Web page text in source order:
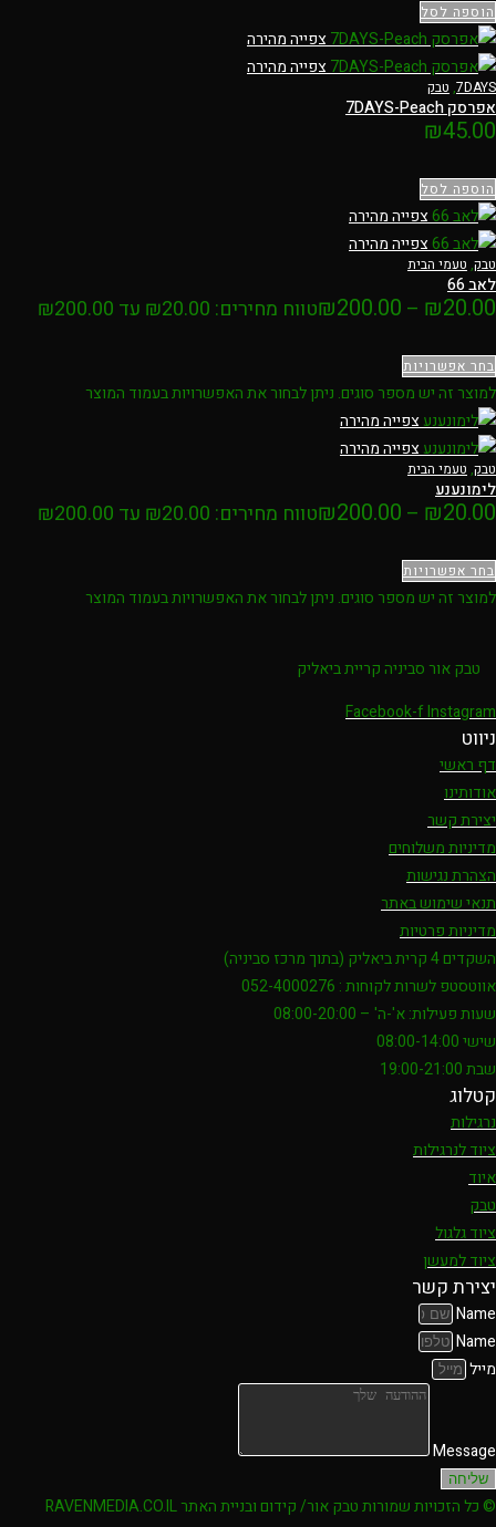
הוספה לסל
צפייה מהירה
צפייה מהירה
7DAYS
, טבק
אפרסק 7DAYS-Peach
₪45.00
הוספה לסל
צפייה מהירה
צפייה מהירה
טבק, טעמי הבית
לאב 66
₪20.00
–
₪200.00 טווח מחירים: ⁦₪20.00⁩ עד ⁦₪200.00⁩
בחר אפשרויות
למוצר זה יש מספר סוגים. ניתן לבחור את האפשרויות בעמוד המוצר
צפייה מהירה
צפייה מהירה
טבק, טעמי הבית
לימונענע
₪20.00
–
₪200.00 טווח מחירים: ⁦₪20.00⁩ עד ⁦₪200.00⁩
בחר אפשרויות
למוצר זה יש מספר סוגים. ניתן לבחור את האפשרויות בעמוד המוצר
טבק אור סביניה קריית ביאליק
Facebook-fInstagram
ניווט
דף ראשי
אודותינו
יצירת קשר
מדיניות משלוחים
הצהרת נגישות
תנאי שימוש באתר
מדיניות פרטיות
השקדים 4 קרית ביאליק (בתוך מרכז סביניה)
אווטסטפ לשרות לקוחות : 052-4000276
שעות פעילות: א'-ה' – 08:00-20:00
שישי 08:00-14:00
שבת 19:00-21:00
קטלוג
נרגילות
ציוד לנרגילות
איוד
טבק
ציוד גלגול
ציוד למעשן
יצירת קשר
Name
Name
מייל
Message
שליחה
© כל הזכויות שמורות טבק אור/ קידום ובניית האתר RAVENMEDIA.CO.IL